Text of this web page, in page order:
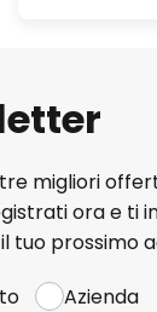
migliori
ora e ti
tuo prossimo
Azienda